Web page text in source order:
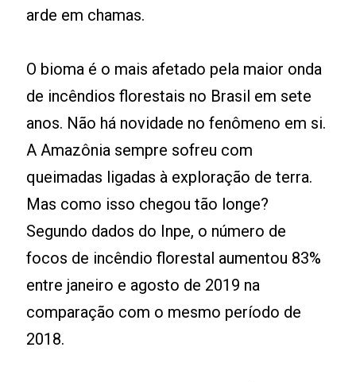
arde em chamas.
O bioma é o mais afetado pela maior onda
de incêndios florestais no Brasil em sete
anos. Não há novidade no fenômeno em si.
A Amazônia sempre sofreu com
queimadas ligadas à exploração de terra.
Mas como isso chegou tão longe?
Segundo dados do Inpe, o número de
focos de incêndio florestal aumentou 83%
entre janeiro e agosto de 2019 na
comparação com o mesmo período de
2018.